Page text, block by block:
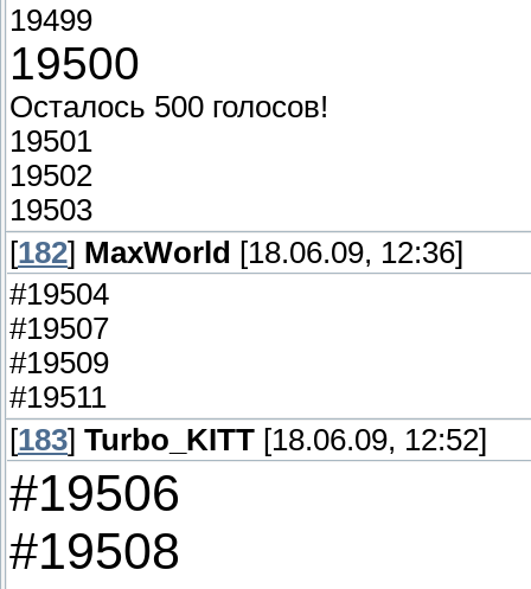
19499
19500
Осталось 500 голосов!
19501
19502
19503
[182] MaxWorld [18.06.09, 12:36]
#19504
#19507
#19509
#19511
[183] Turbo_KITT [18.06.09, 12:52]
#19506
#19508